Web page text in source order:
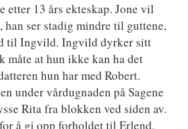
etter 13 års ekteskap. Jone vil
ser stadig mindre til guttene,
til Ingvild. Ingvild dyrker sitt
måte at hun ikke kan ha det
hun har med Robert.
under vårdugnaden på Sagene
Rita fra blokken ved siden av.
å gi opp forholdet til Erlend,